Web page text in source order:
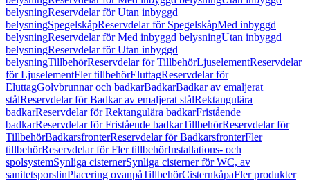
belysningReservdelar för Utan inbyggd
belysningSpegelskåpReservdelar för SpegelskåpMed inbyggd
belysningReservdelar för Med inbyggd belysningUtan inbyggd
belysningReservdelar för Utan inbyggd
belysningTillbehörReservdelar för TillbehörLjuselementReservdelar
för LjuselementFler tillbehörEluttagReservdelar för
EluttagGolvbrunnar och badkarBadkarBadkar av emaljerat
stålReservdelar för Badkar av emaljerat stålRektangulära
badkarReservdelar för Rektangulära badkarFristående
badkarReservdelar för Fristående badkarTillbehörReservdelar för
TillbehörBadkarsfronterReservdelar för BadkarsfronterFler
tillbehörReservdelar för Fler tillbehörInstallations- och
spolsystemSynliga cisternerSynliga cisterner för WC, av
sanitetsporslinPlacering ovanpåTillbehörCisternkåpaFler produkter